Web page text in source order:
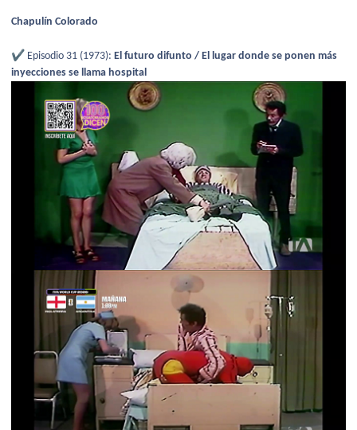
Chapulín Colorado
✔️ Episodio 31 (1973): El futuro difunto / El lugar donde se ponen más
inyecciones se llama hospital